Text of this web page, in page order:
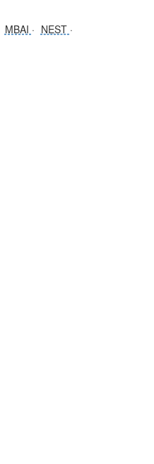
MBAI
NEST